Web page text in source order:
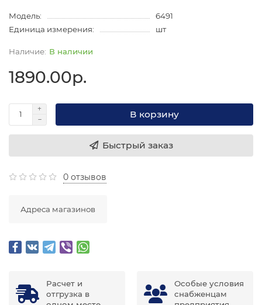
Модель:
6491
Единица измерения:
шт
В наличии
1890.00р.
В корзину
Быстрый заказ
0 отзывов
Адреса магазинов
Расчет и
отгрузка в
Особые условия
снабженцам